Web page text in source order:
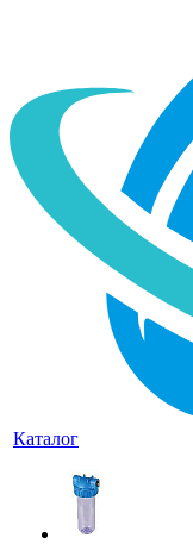
Каталог